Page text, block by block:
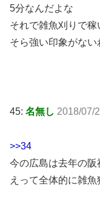
5分なんだよな
それで雑魚刈りで稼
そら強い印象がない
45: 名無し 2018/07/
>>34
今の広島は去年の
えって全体的に雑